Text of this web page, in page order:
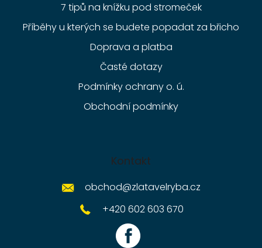
7 tipů na knížku pod stromeček
Příběhy u kterých se budete popadat za břicho
Doprava a platba
Časté dotazy
Podmínky ochrany o. ú.
Obchodní podmínky
Kontakt
obchod@zlatavelryba.cz
+420 602 603 670